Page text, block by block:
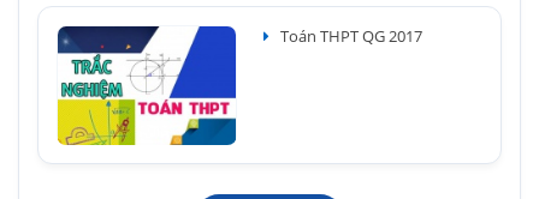
Toán THPT QG 2017